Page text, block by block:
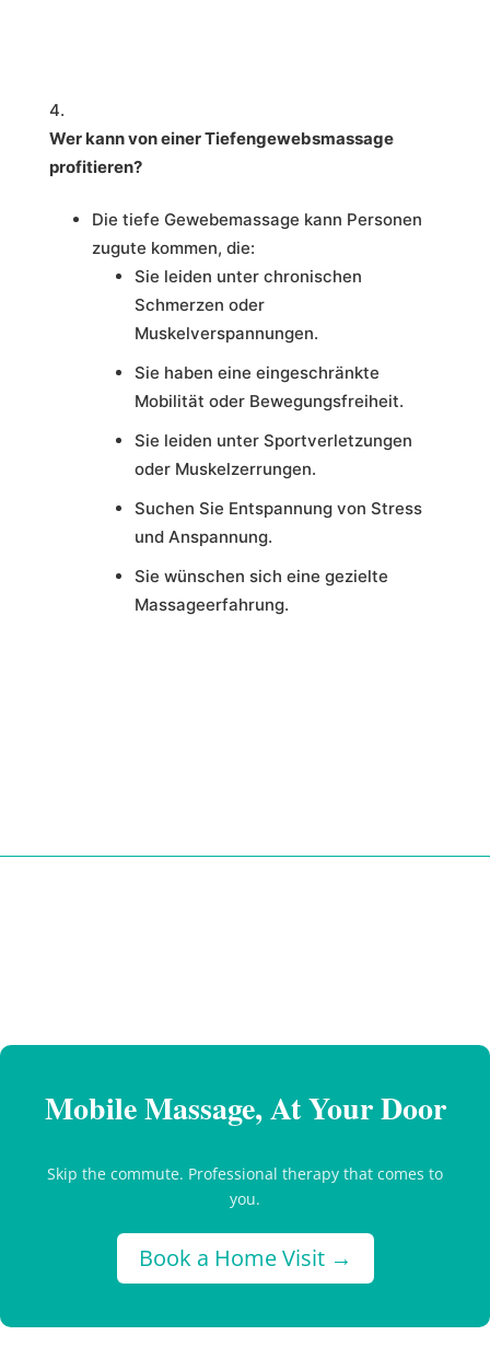
Wer kann von einer Tiefengewebsmassage
profitieren?
Die tiefe Gewebemassage kann Personen
zugute kommen, die:
Sie leiden unter chronischen
Schmerzen oder
Muskelverspannungen.
Sie haben eine eingeschränkte
Mobilität oder Bewegungsfreiheit.
Sie leiden unter Sportverletzungen
oder Muskelzerrungen.
Suchen Sie Entspannung von Stress
und Anspannung.
Sie wünschen sich eine gezielte
Massageerfahrung.
Mobile Massage, At Your Door
Skip the commute. Professional therapy that comes to
you.
Book a Home Visit →